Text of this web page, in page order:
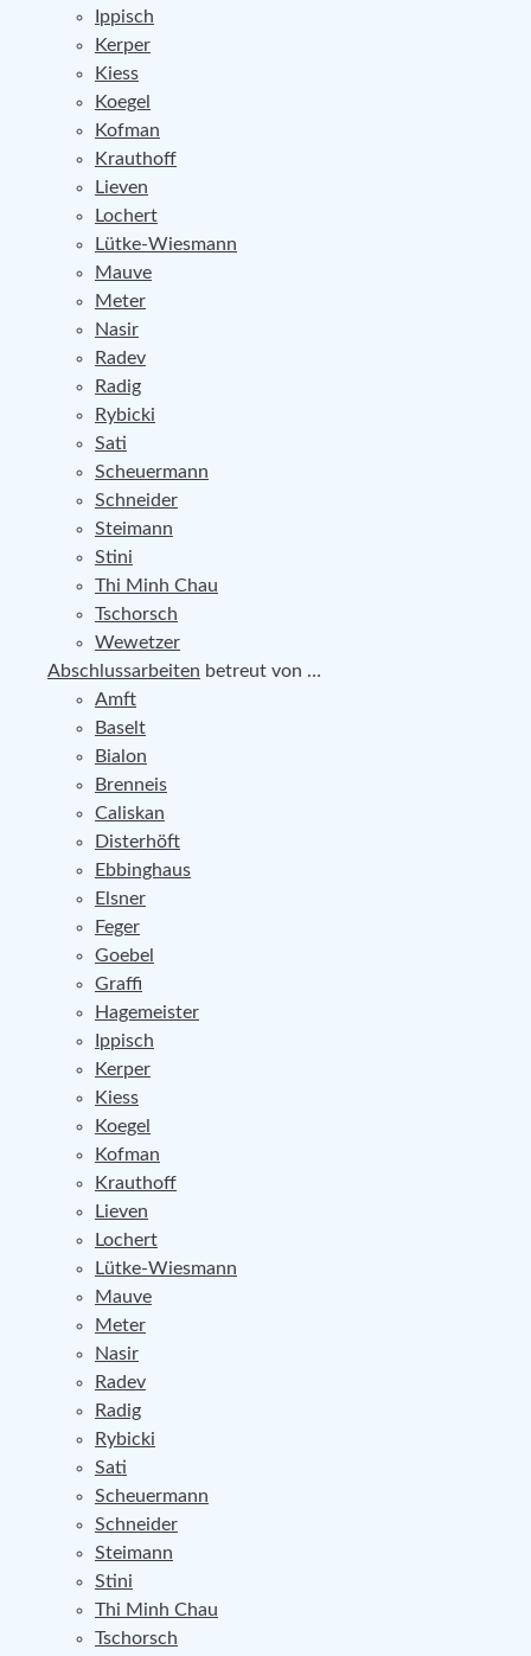
Ippisch
Kerper
Kiess
Koegel
Kofman
Krauthoff
Lieven
Lochert
Lütke-Wiesmann
Mauve
Meter
Nasir
Radev
Radig
Rybicki
Sati
Scheuermann
Schneider
Steimann
Stini
Thi Minh Chau
Tschorsch
Wewetzer
Abschlussarbeiten betreut von …
Amft
Baselt
Bialon
Brenneis
Caliskan
Disterhöft
Ebbinghaus
Elsner
Feger
Goebel
Graffi
Hagemeister
Ippisch
Kerper
Kiess
Koegel
Kofman
Krauthoff
Lieven
Lochert
Lütke-Wiesmann
Mauve
Meter
Nasir
Radev
Radig
Rybicki
Sati
Scheuermann
Schneider
Steimann
Stini
Thi Minh Chau
Tschorsch